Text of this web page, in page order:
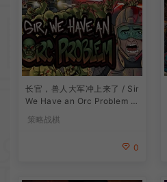
长官，兽人大军冲上来了 / Sir
We Have an Orc Problem 增
策略战棋
0